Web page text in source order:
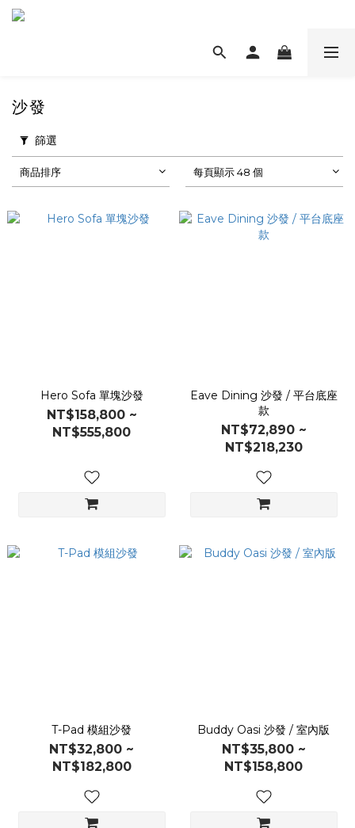
沙發
篩選
商品排序 每頁顯示 48 個
Hero Sofa 單塊沙發
NT$158,800 ~
NT$555,800
Eave Dining 沙發 / 平台底座
款
NT$72,890 ~
NT$218,230
T-Pad 模組沙發
NT$32,800 ~
NT$182,800
Buddy Oasi 沙發 / 室內版
NT$35,800 ~
NT$158,800